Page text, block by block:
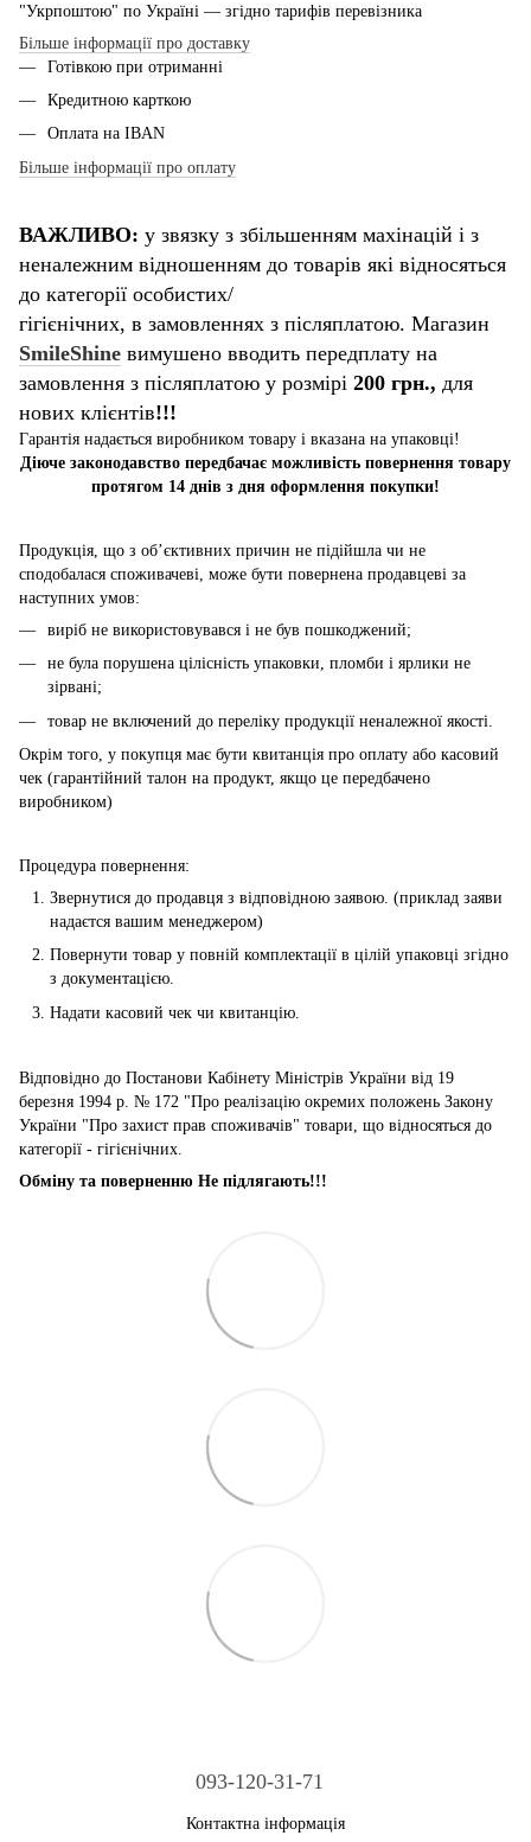
"Укрпоштою" по Україні — згідно тарифів перевізника
Більше інформації про доставку
Готівкою при отриманні
Кредитною карткою
Оплата на IBAN
Більше інформації про оплату
ВАЖЛИВО: у звязку з збільшенням махінацій і з
неналежним відношенням до товарів які відносяться
до категорії особистих/
гігієнічних, в замовленнях з післяплатою. Магазин
SmileShine вимушено вводить передплату на
замовлення з післяплатою у розмірі 200 грн., для
нових клієнтів!!!
Гарантія надається виробником товару і вказана на упаковці!
Діюче законодавство передбачає можливість повернення товару
протягом 14 днів з дня оформлення покупки!
Продукція, що з об’єктивних причин не підійшла чи не
сподобалася споживачеві, може бути повернена продавцеві за
наступних умов:
виріб не використовувався і не був пошкоджений;
не була порушена цілісність упаковки, пломби і ярлики не
зірвані;
товар не включений до переліку продукції неналежної якості.
Окрім того, у покупця має бути квитанція про оплату або касовий
чек (гарантійний талон на продукт, якщо це передбачено
виробником)
Процедура повернення:
Звернутися до продавця з відповідною заявою. (приклад заяви
надаєтся вашим менеджером)
Повернути товар у повній комплектації в цілій упаковці згідно
з документацією.
Надати касовий чек чи квитанцію.
Відповідно до Постанови Кабінету Міністрів України від 19
березня 1994 р. № 172 "Про реалізацію окремих положень Закону
України "Про захист прав споживачів" товари, що відносяться до
категорії - гігієнічних.
Обміну та поверненню Не підлягають!!!
093-120-31-71
Контактна інформація